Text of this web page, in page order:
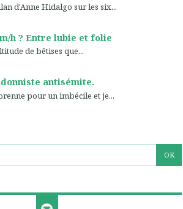
d'Anne Hidalgo sur les six...
h ? Entre lubie et folie
de bêtises que...
antisémite.
pour un imbécile et je...